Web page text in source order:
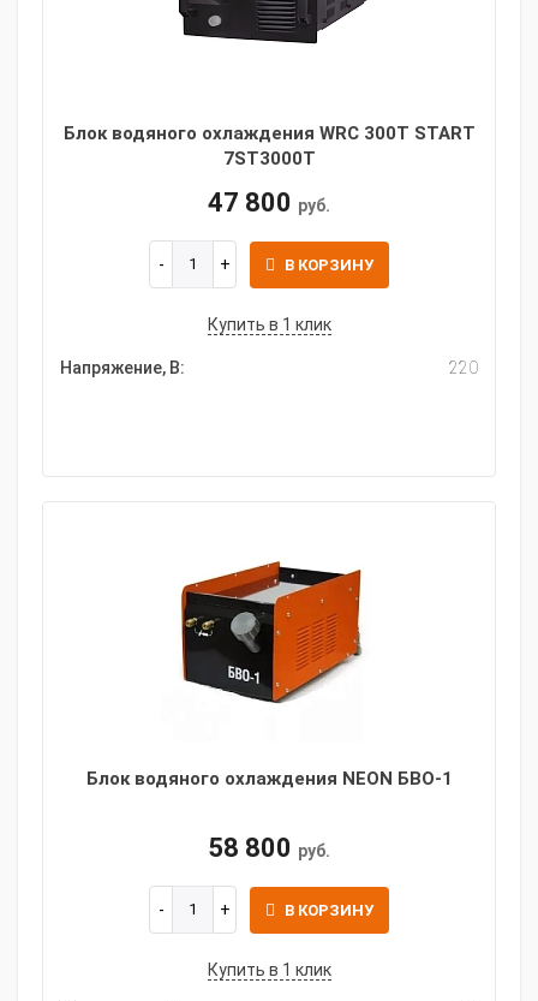
Блок водяного охлаждения WRC 300T START
7ST3000T
47 800 руб.
В КОРЗИНУ
Купить в 1 клик
Напряжение, В: 220
Блок водяного охлаждения NEON БВО-1
58 800 руб.
В КОРЗИНУ
Купить в 1 клик